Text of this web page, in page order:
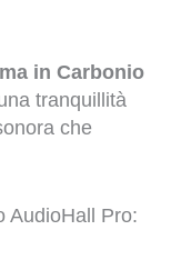
in Carbonio
tranquillità
che
AudioHall Pro: